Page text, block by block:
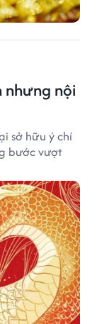
nhưng nội
sở hữu ý chí
bước vượt